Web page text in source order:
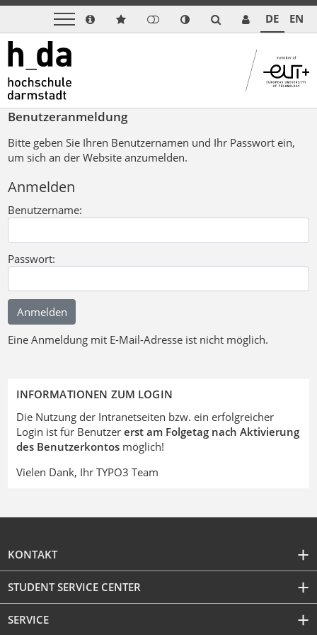
DE EN
Benutzeranmeldung
Bitte geben Sie Ihren Benutzernamen und Ihr Passwort ein,
um sich an der Website anzumelden.
Anmelden
Benutzername:
Passwort:
Eine Anmeldung mit E-Mail-Adresse ist nicht möglich.
INFORMATIONEN ZUM LOGIN
Die Nutzung der Intranetseiten bzw. ein erfolgreicher
Login ist für Benutzer erst am Folgetag nach Aktivierung
des Benutzerkontosmöglich!
Vielen Dank, Ihr TYPO3 Team
KONTAKT
STUDENT SERVICE CENTER
SERVICE